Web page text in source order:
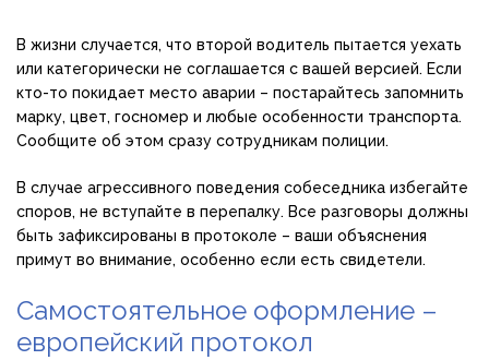
В жизни случается, что второй водитель пытается уехать
или категорически не соглашается с вашей версией. Если
кто-то покидает место аварии – постарайтесь запомнить
марку, цвет, госномер и любые особенности транспорта.
Сообщите об этом сразу сотрудникам полиции.
В случае агрессивного поведения собеседника избегайте
споров, не вступайте в перепалку. Все разговоры должны
быть зафиксированы в протоколе – ваши объяснения
примут во внимание, особенно если есть свидетели.
Самостоятельное оформление –
европейский протокол